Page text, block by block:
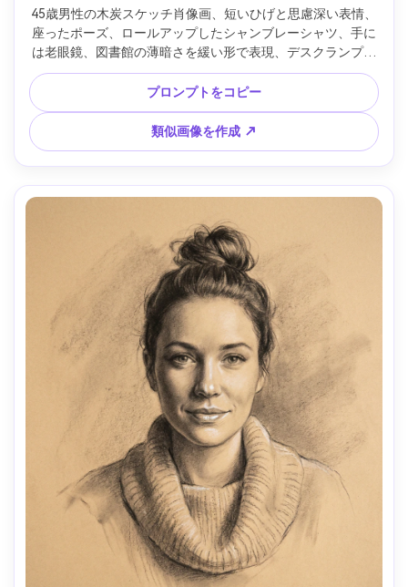
45歳男性の木炭スケッチ肖像画、短いひげと思慮深い表情、
座ったポーズ、ロールアップしたシャンブレーシャツ、手に
は老眼鏡、図書館の薄暗さを緩い形で表現、デスクランプに
よる深い影面、濃い圧縮木炭の黒、顎と額にクロスハッチン
グ、背景は擦れ、目に鋭いフォーカス、新聞紙調の質感、内
省的なムード、リアルな顔のプロポーション、85mmレン
ズ、浅い被写界深度 --ar 4:5
プロンプトをコピー
類似画像を作成 ↗